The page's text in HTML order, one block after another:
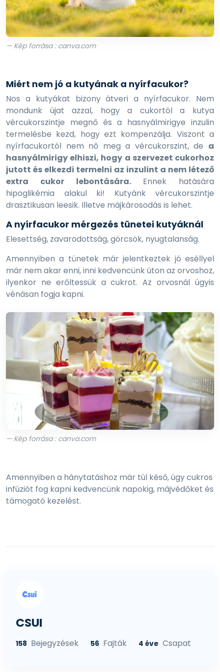
— Kép forrása : canva.com
Miért nem jó a kutyának a nyírfacukor?
Nos a kutyákat bizony átveri a nyírfacukor. Nem
mondunk újat azzal, hogy a cukortól a kutya
vércukorszintje megnő és a hasnyálmirigye inzulin
termelésbe kezd, hogy ezt kompenzálja. Viszont a
nyírfacukortól nem nő meg a vércukorszint, de a
hasnyálmirigy elhiszi, hogy a szervezet cukorhoz
jutott és elkezdi termelni az inzulint a nem létező
extra cukor lebontására.Ennek hatására
hipoglikémia alakul ki! Kutyánk vércukorszintje
drasztikusan leesik. Illetve májkárosodás is lehet.
A nyírfacukor mérgezés tünetei kutyáknál
Elesettség, zavarodottság, görcsök, nyugtalanság.
Amennyiben a tünetek már jelentkeztek jó eséllyel
már nem akar enni, inni kedvencünk úton az orvoshoz,
ilyenkor ne erőltessük a cukrot. Az orvosnál úgyis
vénásan fogja kapni.
— Kép forrása : canva.com
Amennyiben a hánytatáshoz már túl késő, úgy cukros
infúziót fog kapni kedvencünk napokig, májvédőket és
támogató kezelést.
CSUI
158 Bejegyzések 56 Fajták 4 éve Csapat